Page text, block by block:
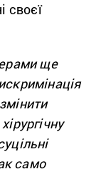
своєї
ще
само